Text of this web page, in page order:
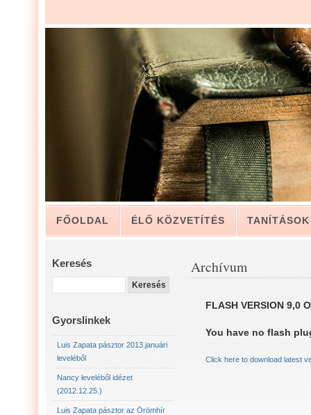
FŐOLDAL ÉLŐ KÖZVETÍTÉS TANÍTÁSOK
LUIS ZAPATA PÁSZTOR LEVELÉBŐL, A
LUIS ZAPATA PÁSZTOR LEVELÉBŐL
LUIS ZAPATA PÁSZTOR LEVELÉBŐL
LUIS ZAPATA PÁSZTOR AZ ÖRÖMHÍR MISSZIÓ
2012.12.25. NANCY LEVELÉBŐL IDÉZET:
Keresés
Gyorslinkek
Luis Zapata pásztor 2013.januári
leveléből
Nancy leveléből idézet
(2012.12.25.)
Luis Zapata pásztor az Örömhír
Archívum
FLASH VERSION 9,0
You have no flash
Click here to download latest